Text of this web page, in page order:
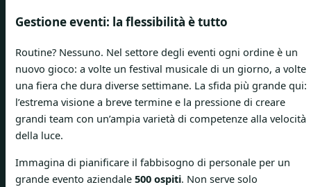
Gestione eventi: la flessibilità è tutto
Routine? Nessuno. Nel settore degli eventi ogni ordine è un
nuovo gioco: a volte un festival musicale di un giorno, a volte
una fiera che dura diverse settimane. La sfida più grande qui:
l’estrema visione a breve termine e la pressione di creare
grandi team con un’ampia varietà di competenze alla velocità
della luce.
Immagina di pianificare il fabbisogno di personale per un
grande evento aziendale 500 ospiti. Non serve solo